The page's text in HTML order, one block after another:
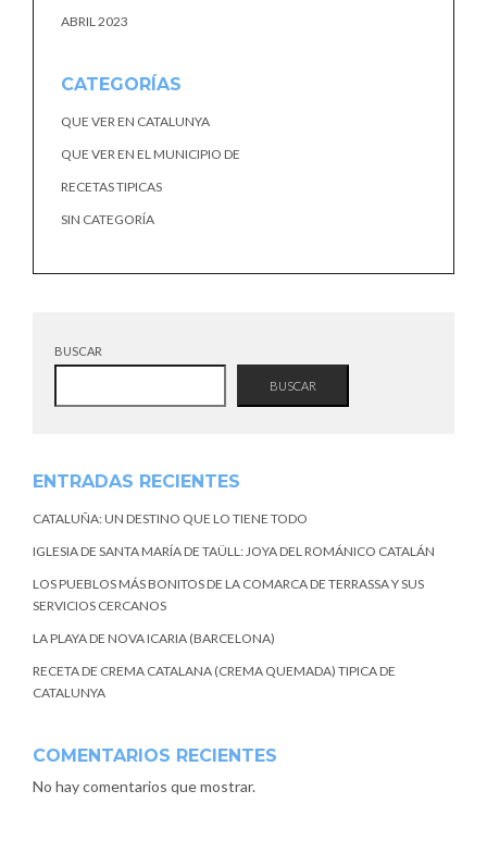
ABRIL 2023
CATEGORÍAS
QUE VER EN CATALUNYA
QUE VER EN EL MUNICIPIO DE
RECETAS TIPICAS
SIN CATEGORÍA
BUSCAR
BUSCAR
ENTRADAS RECIENTES
CATALUÑA: UN DESTINO QUE LO TIENE TODO
IGLESIA DE SANTA MARÍA DE TAÜLL: JOYA DEL ROMÁNICO CATALÁN
LOS PUEBLOS MÁS BONITOS DE LA COMARCA DE TERRASSA Y SUS
SERVICIOS CERCANOS
LA PLAYA DE NOVA ICARIA (BARCELONA)
RECETA DE CREMA CATALANA (CREMA QUEMADA) TIPICA DE
CATALUNYA
COMENTARIOS RECIENTES
No hay comentarios que mostrar.